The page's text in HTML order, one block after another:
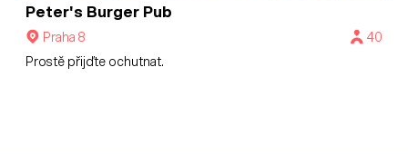
Peter's Burger Pub
Praha 8
40
Prostě přijďte ochutnat.